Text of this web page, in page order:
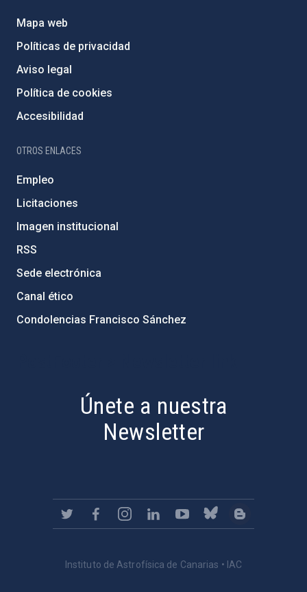
Mapa web
Políticas de privacidad
Aviso legal
Política de cookies
Accesibilidad
OTROS ENLACES
Empleo
Licitaciones
Imagen institucional
RSS
Sede electrónica
Canal ético
Condolencias Francisco Sánchez
Únete a nuestra
Newsletter
Instituto de Astrofísica de Canarias • IAC